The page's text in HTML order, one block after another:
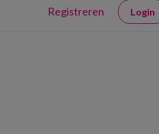
Registreren Login